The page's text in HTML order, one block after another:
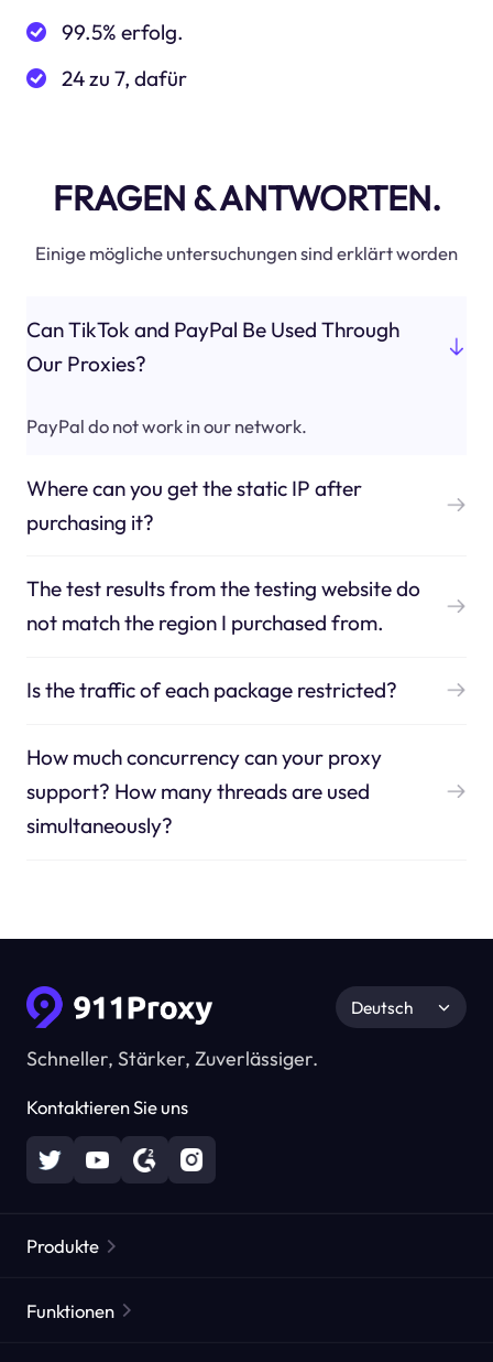
99.5% erfolg.
24 zu 7, dafür
FRAGEN & ANTWORTEN.
Einige mögliche untersuchungen sind erklärt worden
Can TikTok and PayPal Be Used Through
Our Proxies?
PayPal do not work in our network.
Where can you get the static IP after
purchasing it?
The test results from the testing website do
not match the region I purchased from.
Is the traffic of each package restricted?
How much concurrency can your proxy
support? How many threads are used
simultaneously?
Schneller, Stärker, Zuverlässiger.
Kontaktieren Sie uns
Deutsch
Produkte
Funktionen